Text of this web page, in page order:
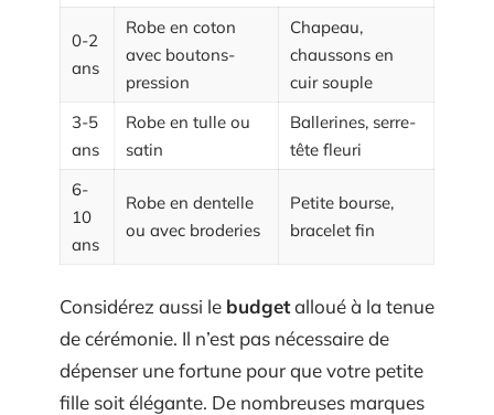
0-2
ans
Robe en coton
avec boutons-
pression
Chapeau,
chaussons en
cuir souple
3-5
ans
Robe en tulle ou
satin
Ballerines, serre-
tête fleuri
6-
10
ans
Robe en dentelle
ou avec broderies
Petite bourse,
bracelet fin
Considérez aussi le budgetalloué à la tenue
de cérémonie. Il n’est pas nécessaire de
dépenser une fortune pour que votre petite
fille soit élégante. De nombreuses marques